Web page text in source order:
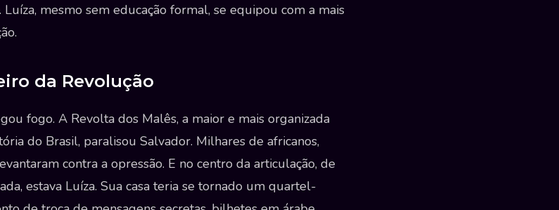
mesmo sem educação formal, se equipou com a mais
da Revolução
fogo. A Revolta dos Malês, a maior e mais organizada
do Brasil, paralisou Salvador. Milhares de africanos,
contra a opressão. E no centro da articulação, de
estava Luíza. Sua casa teria se tornado um quartel-